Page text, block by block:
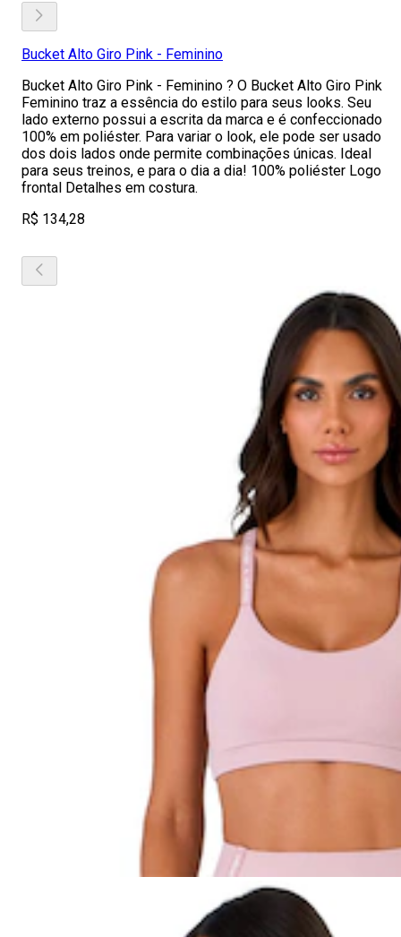
Bucket Alto Giro Pink - Feminino
Bucket Alto Giro Pink - Feminino ? O Bucket Alto Giro Pink
Feminino traz a essência do estilo para seus looks. Seu
lado externo possui a escrita da marca e é confeccionado
100% em poliéster. Para variar o look, ele pode ser usado
dos dois lados onde permite combinações únicas. Ideal
para seus treinos, e para o dia a dia! 100% poliéster Logo
frontal Detalhes em costura.
R$ 134,28